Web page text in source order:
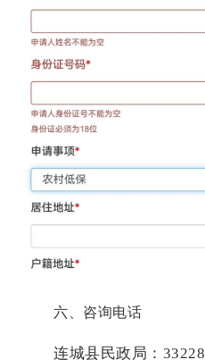
六、咨询电话
连城县民政局：